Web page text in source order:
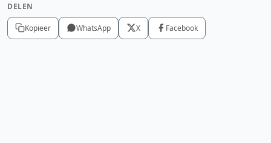
DELEN
Kopieer WhatsApp X Facebook